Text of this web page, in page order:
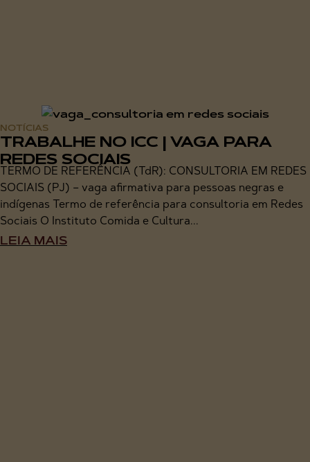
NOTÍCIAS
TRABALHE NO ICC | VAGA PARA
REDES SOCIAIS
TERMO DE REFERÊNCIA (TdR): CONSULTORIA EM REDES
SOCIAIS (PJ) – vaga afirmativa para pessoas negras e
indígenas Termo de referência para consultoria em Redes
Sociais O Instituto Comida e Cultura...
LEIA MAIS